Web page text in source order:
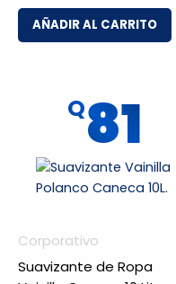
AÑADIR AL CARRITO
Corporativo
Suavizante de Ropa
Q81